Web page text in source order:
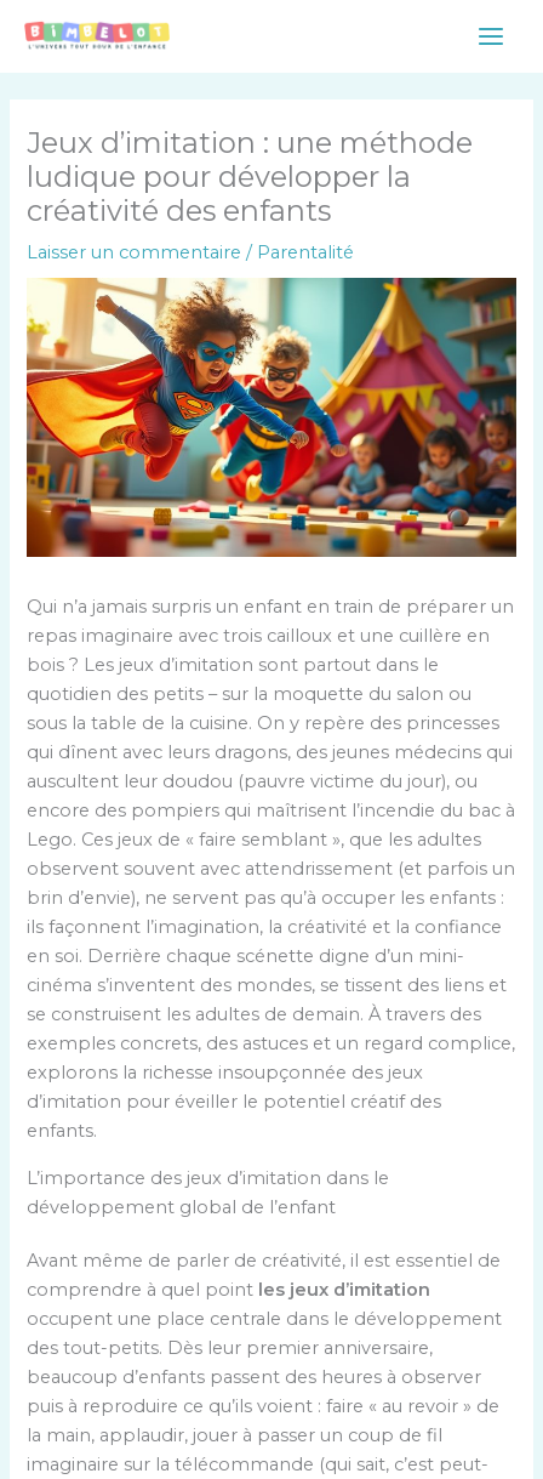
Main
Jeux d’imitation : une méthode
ludique pour développer la
créativité des enfants
Laisser un commentaire / Parentalité
Qui n’a jamais surpris un enfant en train de préparer un
repas imaginaire avec trois cailloux et une cuillère en
bois ? Les jeux d’imitation sont partout dans le
quotidien des petits – sur la moquette du salon ou
sous la table de la cuisine. On y repère des princesses
qui dînent avec leurs dragons, des jeunes médecins qui
auscultent leur doudou (pauvre victime du jour), ou
encore des pompiers qui maîtrisent l’incendie du bac à
Lego. Ces jeux de « faire semblant », que les adultes
observent souvent avec attendrissement (et parfois un
brin d’envie), ne servent pas qu’à occuper les enfants :
ils façonnent l’imagination, la créativité et la confiance
en soi. Derrière chaque scénette digne d’un mini-
cinéma s’inventent des mondes, se tissent des liens et
se construisent les adultes de demain. À travers des
exemples concrets, des astuces et un regard complice,
explorons la richesse insoupçonnée des jeux
d’imitation pour éveiller le potentiel créatif des
enfants.
L’importance des jeux d’imitation dans le
développement global de l’enfant
Avant même de parler de créativité, il est essentiel de
comprendre à quel point les jeux d’imitation
occupent une place centrale dans le développement
des tout-petits. Dès leur premier anniversaire,
beaucoup d’enfants passent des heures à observer
puis à reproduire ce qu’ils voient : faire « au revoir » de
la main, applaudir, jouer à passer un coup de fil
imaginaire sur la télécommande (qui sait, c’est peut-